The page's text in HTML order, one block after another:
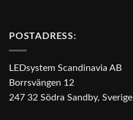
POSTADRESS:
LEDsystem Scandinavia AB
Borrsvängen 12
247 32 Södra Sandby, Sverige